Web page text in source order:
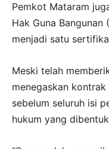
Pemkot Mataram
Hak Guna Bangunan
menjadi satu
Meski telah
menegaskan
sebelum seluruh isi
hukum yang